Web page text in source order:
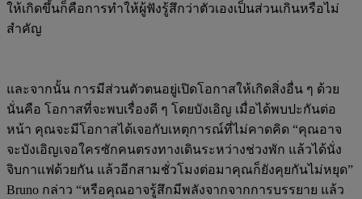
ให้เกิดขึ้นก็คือการทำให้ผู้ฟังรู้สึกว่าตัวเองเป็นส่วนเกินหรือไม่
สำคัญ
และจากนั้น การมีส่วนตัวตนอยู่เปิดโอกาสให้เกิดสิ่งอื่น ๆ ด้วย
นั่นคือ โอกาสที่จะพบเรื่องดี ๆ โดยบังเอิญ เมื่อได้พบปะกันต่อ
หน้า คุณจะมีโอกาสได้เจอกับเหตุการณ์ที่ไม่คาดคิด “คุณอาจ
จะบังเอิญเจอใครซักคนตรงทางเดินระหว่างช่วงพัก แล้วได้นั่ง
จิบกาแฟด้วยกัน แล้วอีกสามชั่วโมงต่อมาคุณก็ยังคุยกันไม่หยุด”
Bruno กล่าว “หรือคุณอาจรู้สึกมีพลังจากจากการบรรยาย แล้ว